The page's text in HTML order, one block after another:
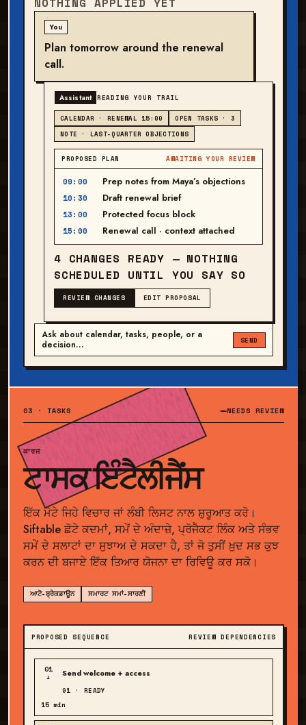
You
Plan tomorrow around the renewal
call.
Assistant READING YOUR TRAIL
CALENDAR · RENEWAL 15:00
OPEN TASKS · 3
NOTE · LAST-QUARTER OBJECTIONS
PROPOSED PLAN AWAITING YOUR REVIEW
09:00 Prep notes from Maya’s objections
10:30 Draft renewal brief
13:00 Protected focus block
15:00 Renewal call · context attached
4 CHANGES READY — NOTHING
SCHEDULED UNTIL YOU SAY SO
REVIEW CHANGES EDIT PROPOSAL
Ask about calendar, tasks, people, or a
decision…
SEND
03 · TASKS NEEDS REVIEW
ਕਾਰਜ
ਟਾਸਕ ਇੰਟੈਲੀਜੈਂਸ
ਇੱਕ ਮੋਟੇ ਜਿਹੇ ਵਿਚਾਰ ਜਾਂ ਲੰਬੀ ਲਿਸਟ ਨਾਲ ਸ਼ੁਰੂਆਤ ਕਰੋ।
Siftable ਛੋਟੇ ਕਦਮਾਂ, ਸਮੇਂ ਦੇ ਅੰਦਾਜ਼ੇ, ਪ੍ਰੋਜੈਕਟ ਲਿੰਕ ਅਤੇ ਸੰਭਵ
ਸਮੇਂ ਦੇ ਸਲਾਟਾਂ ਦਾ ਸੁਝਾਅ ਦੇ ਸਕਦਾ ਹੈ, ਤਾਂ ਜੋ ਤੁਸੀਂ ਖ਼ੁਦ ਸਭ ਕੁਝ
ਕਰਨ ਦੀ ਬਜਾਏ ਇੱਕ ਤਿਆਰ ਯੋਜਨਾ ਦਾ ਰਿਵਿਊ ਕਰ ਸਕੋ।
ਆਟੋ-ਬ੍ਰੇਕਡਾਊਨ ਸਮਾਰਟ ਸਮਾਂ-ਸਾਰਣੀ
PROPOSED SEQUENCE REVIEW DEPENDENCIES
01
↓ Send welcome + access
01 · READY
15 min